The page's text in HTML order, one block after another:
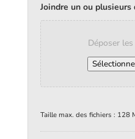
Joindre un ou plusieurs
Déposer
Taille max. des fichiers : 128